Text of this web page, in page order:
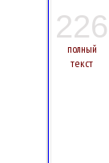
226
полный
текст